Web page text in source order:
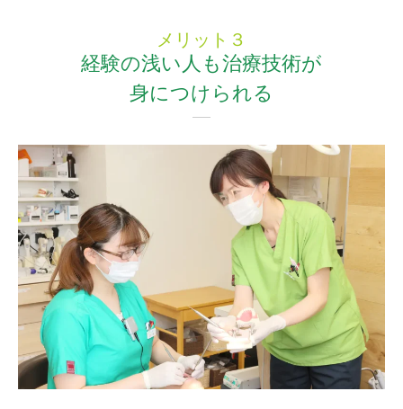
メリット３
経験の浅い人も治療技術が
身につけられる